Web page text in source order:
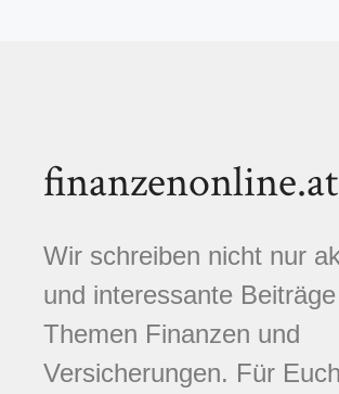
finanzenonline.at
Wir schreiben nicht nur
und interessante
Themen Finanzen und
Versicherungen. Für